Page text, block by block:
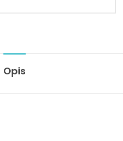
Opis